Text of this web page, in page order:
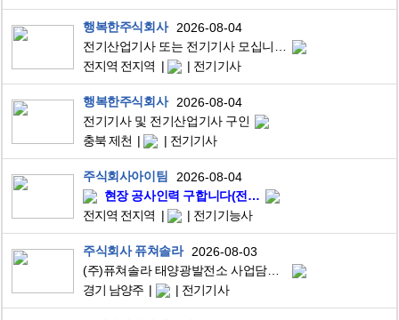
행복한주식회사
2026-08-04
전지역 전지역
전기기사
행복한주식회사
2026-08-04
전기기사 및 전기산업기사 구인
충북 제천
전기기사
주식회사아이팀
2026-08-04
현장 공사인력 구합니다(전국)
전지역 전지역
전기기능사
주식회사 퓨쳐솔라
2026-08-03
(주)퓨쳐솔라 태양광발전소 사업담당자 채용
경기 남양주
전기기사